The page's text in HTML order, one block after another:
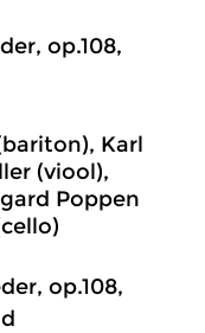
op.108,
Karl
(viool),
Poppen
op.108,